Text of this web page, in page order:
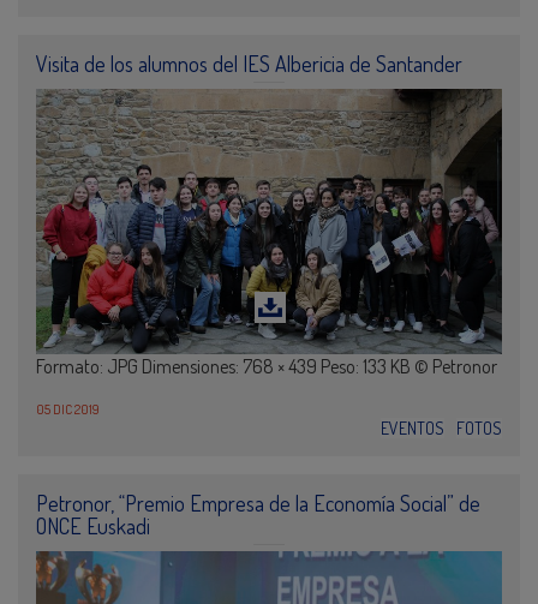
Visita de los alumnos del IES Albericia de Santander
Formato: JPG Dimensiones: 768 × 439 Peso: 133 KB © Petronor
05 DIC 2019
EVENTOS FOTOS
Petronor, “Premio Empresa de la Economía Social” de
ONCE Euskadi